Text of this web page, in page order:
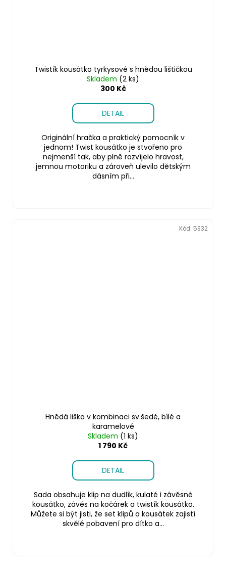
Twistík kousátko tyrkysové s hnědou lištičkou
Skladem (2 ks)
300 Kč
DETAIL
Originální hračka a praktický pomocník v
jednom! Twist kousátko je stvořeno pro
nejmenší tak, aby plně rozvíjelo hravost,
jemnou motoriku a zároveň ulevilo dětským
dásním při...
Hnědá liška v kombinaci sv.šedé, bílé a
karamelové
Skladem (1 ks)
1 790 Kč
DETAIL
Sada obsahuje klip na dudlík, kulaté i závěsné
kousátko, závěs na kočárek a twistík kousátko.
Můžete si být jisti, že set klipů a kousátek zajistí
skvělé pobavení pro dítko a...
Kód: 5S32